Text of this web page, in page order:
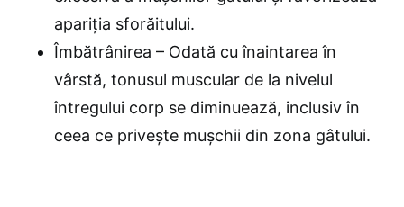
apariția sforăitului.
Îmbătrânirea – Odată cu înaintarea în
vârstă, tonusul muscular de la nivelul
întregului corp se diminuează, inclusiv în
ceea ce privește mușchii din zona gâtului.